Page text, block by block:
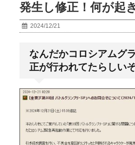
発生し修正！何が起
2024/12/21
なんだかコロシアムグ
正が行われてたらしい